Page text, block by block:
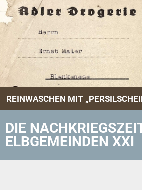
REINWASCHEN MIT
DIE
ELBGEMEINDEN XXI